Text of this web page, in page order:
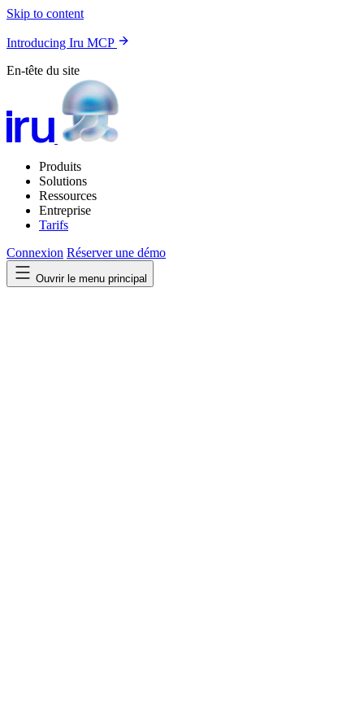
Skip to content
Introducing Iru MCP
En-tête du site
Produits
Solutions
Ressources
Entreprise
Tarifs
Connexion Réserver une démo
Ouvrir le menu principal